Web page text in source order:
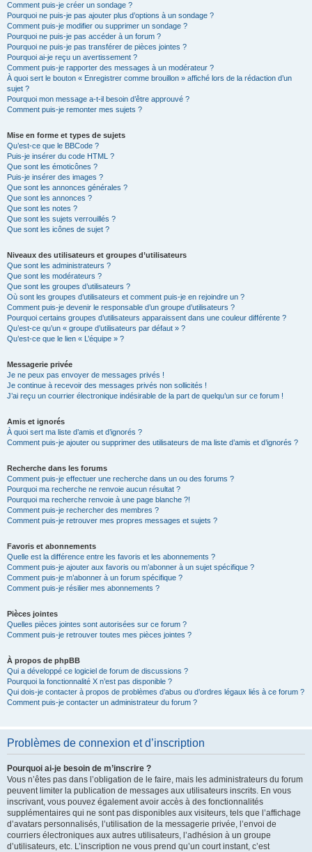
Comment puis-je créer un sondage ?
Pourquoi ne puis-je pas ajouter plus d’options à un sondage ?
Comment puis-je modifier ou supprimer un sondage ?
Pourquoi ne puis-je pas accéder à un forum ?
Pourquoi ne puis-je pas transférer de pièces jointes ?
Pourquoi ai-je reçu un avertissement ?
Comment puis-je rapporter des messages à un modérateur ?
À quoi sert le bouton « Enregistrer comme brouillon » affiché lors de la rédaction d’un
sujet ?
Pourquoi mon message a-t-il besoin d’être approuvé ?
Comment puis-je remonter mes sujets ?
Mise en forme et types de sujets
Qu’est-ce que le BBCode ?
Puis-je insérer du code HTML ?
Que sont les émoticônes ?
Puis-je insérer des images ?
Que sont les annonces générales ?
Que sont les annonces ?
Que sont les notes ?
Que sont les sujets verrouillés ?
Que sont les icônes de sujet ?
Niveaux des utilisateurs et groupes d’utilisateurs
Que sont les administrateurs ?
Que sont les modérateurs ?
Que sont les groupes d’utilisateurs ?
Où sont les groupes d’utilisateurs et comment puis-je en rejoindre un ?
Comment puis-je devenir le responsable d’un groupe d’utilisateurs ?
Pourquoi certains groupes d’utilisateurs apparaissent dans une couleur différente ?
Qu’est-ce qu’un « groupe d’utilisateurs par défaut » ?
Qu’est-ce que le lien « L’équipe » ?
Messagerie privée
Je ne peux pas envoyer de messages privés !
Je continue à recevoir des messages privés non sollicités !
J’ai reçu un courrier électronique indésirable de la part de quelqu’un sur ce forum !
Amis et ignorés
À quoi sert ma liste d’amis et d’ignorés ?
Comment puis-je ajouter ou supprimer des utilisateurs de ma liste d’amis et d’ignorés ?
Recherche dans les forums
Comment puis-je effectuer une recherche dans un ou des forums ?
Pourquoi ma recherche ne renvoie aucun résultat ?
Pourquoi ma recherche renvoie à une page blanche ?!
Comment puis-je rechercher des membres ?
Comment puis-je retrouver mes propres messages et sujets ?
Favoris et abonnements
Quelle est la différence entre les favoris et les abonnements ?
Comment puis-je ajouter aux favoris ou m’abonner à un sujet spécifique ?
Comment puis-je m’abonner à un forum spécifique ?
Comment puis-je résilier mes abonnements ?
Pièces jointes
Quelles pièces jointes sont autorisées sur ce forum ?
Comment puis-je retrouver toutes mes pièces jointes ?
À propos de phpBB
Qui a développé ce logiciel de forum de discussions ?
Pourquoi la fonctionnalité X n’est pas disponible ?
Qui dois-je contacter à propos de problèmes d’abus ou d’ordres légaux liés à ce forum ?
Comment puis-je contacter un administrateur du forum ?
Problèmes de connexion et d’inscription
Pourquoi ai-je besoin de m’inscrire ?
Vous n’êtes pas dans l’obligation de le faire, mais les administrateurs du forum
peuvent limiter la publication de messages aux utilisateurs inscrits. En vous
inscrivant, vous pouvez également avoir accès à des fonctionnalités
supplémentaires qui ne sont pas disponibles aux visiteurs, tels que l’affichage
d’avatars personnalisés, l’utilisation de la messagerie privée, l’envoi de
courriers électroniques aux autres utilisateurs, l’adhésion à un groupe
d’utilisateurs, etc. L’inscription ne vous prend qu’un court instant, c’est